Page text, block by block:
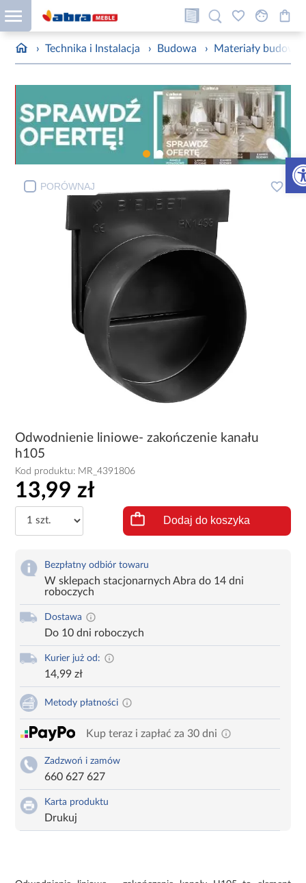
› Technika i Instalacja › Budowa › Materiały
PORÓWNAJ
Odwodnienie liniowe- zakończenie kanału
h105
Kod produktu: MR_4391806
13,99 zł
Dodaj do koszyka
Bezpłatny odbiór towaru
W sklepach stacjonarnych Abra do 14 dni
roboczych
Dostawa
Do 10 dni roboczych
Kurier już od:
14,99 zł
Metody płatności
Kup teraz i zapłać za 30 dni
Zadzwoń i zamów
660 627 627
Karta produktu
Drukuj